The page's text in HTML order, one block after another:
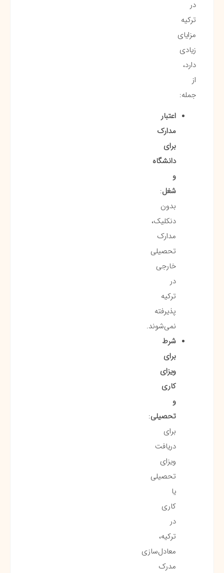
در
ترکیه
مزایای
زیادی
دارد،
از
جمله:
اعتبار
مدارک
برای
دانشگاه
و
شغل:
بدون
دنکلیک،
مدارک
تحصیلی
خارجی
در
ترکیه
پذیرفته
نمی‌شوند.
شرط
برای
ویزای
کاری
و
تحصیلی:
برای
دریافت
ویزای
تحصیلی
یا
کاری
در
ترکیه،
معادل‌سازی
مدرک